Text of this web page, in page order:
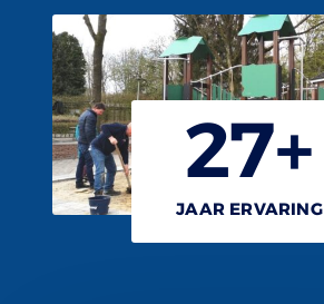
JAAR ERVARING
27+